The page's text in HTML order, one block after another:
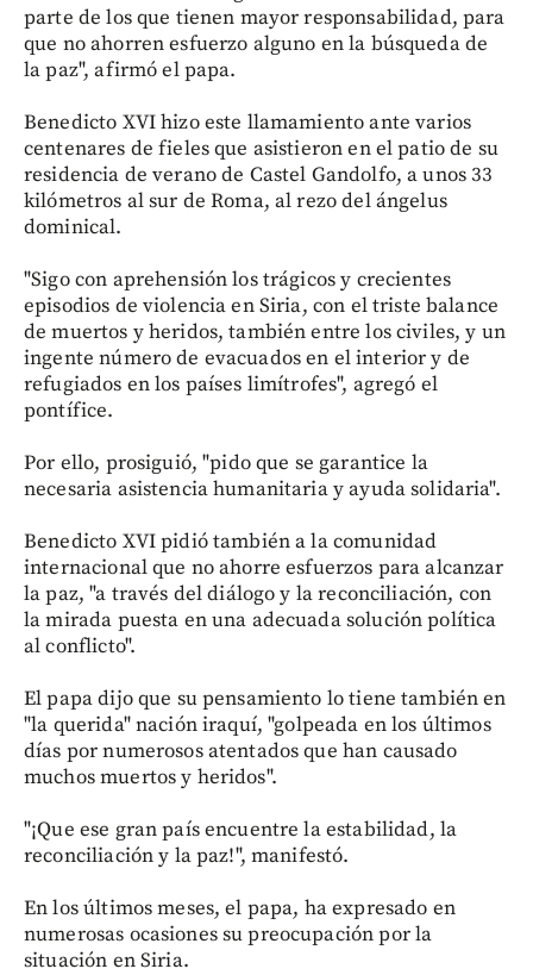
parte de los que tienen mayor responsabilidad, para
que no ahorren esfuerzo alguno en la búsqueda de
la paz", afirmó el papa.
Benedicto XVI hizo este llamamiento ante varios
centenares de fieles que asistieron en el patio de su
residencia de verano de Castel Gandolfo, a unos 33
kilómetros al sur de Roma, al rezo del ángelus
dominical.
"Sigo con aprehensión los trágicos y crecientes
episodios de violencia en Siria, con el triste balance
de muertos y heridos, también entre los civiles, y un
ingente número de evacuados en el interior y de
refugiados en los países limítrofes", agregó el
pontífice.
Por ello, prosiguió, "pido que se garantice la
necesaria asistencia humanitaria y ayuda solidaria".
Benedicto XVI pidió también a la comunidad
internacional que no ahorre esfuerzos para alcanzar
la paz, "a través del diálogo y la reconciliación, con
la mirada puesta en una adecuada solución política
al conflicto".
El papa dijo que su pensamiento lo tiene también en
"la querida" nación iraquí, "golpeada en los últimos
días por numerosos atentados que han causado
muchos muertos y heridos".
"¡Que ese gran país encuentre la estabilidad, la
reconciliación y la paz!", manifestó.
En los últimos meses, el papa, ha expresado en
numerosas ocasiones su preocupación por la
situación en Siria.